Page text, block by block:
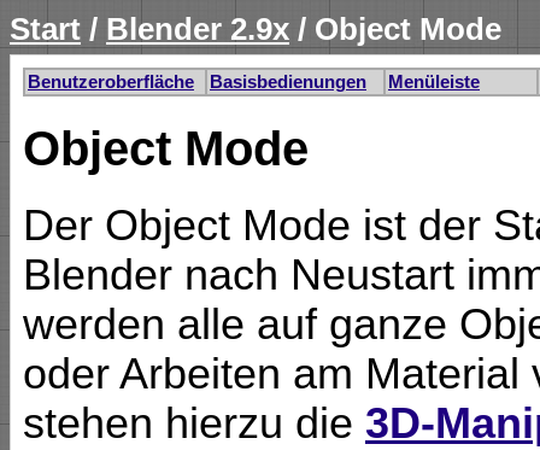
Start / Blender 2.9x / Object Mode
Benutzeroberfläche Basisbedienungen Menüleiste
Object Mode
Der Object Mode ist der
Blender nach Neustart
werden alle auf ganze
oder Arbeiten am
stehen hierzu die 3D-